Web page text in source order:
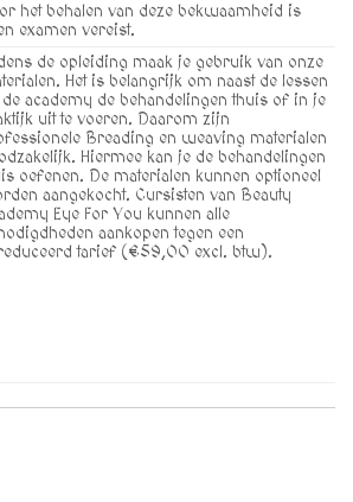
het behalen van deze bekwaamheid is
examen vereist.
de opleiding maak je gebruik van onze
Het is belangrijk om naast de lessen
academy de behandelingen thuis of in je
uit te voeren. Daarom zijn
Breading en weaving materialen
Hiermee kan je de behandelingen
oefenen. De materialen kunnen optioneel
aangekocht. Cursisten van Beauty
Eye For You kunnen alle
aankopen tegen een
tarief (€59,00 excl. btw).